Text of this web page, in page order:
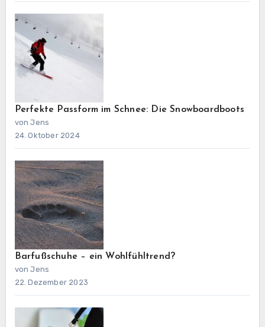
Perfekte Passform im Schnee: Die Snowboardboots
von Jens
24. Oktober 2024
Barfußschuhe – ein Wohlfühltrend?
von Jens
22. Dezember 2023